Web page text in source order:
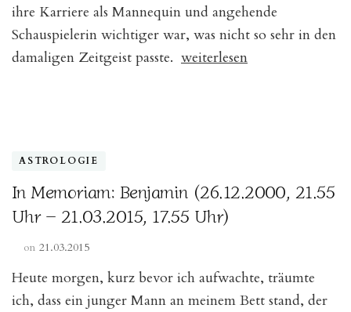
ihre Karriere als Mannequin und angehende
Schauspielerin wichtiger war, was nicht so sehr in den
damaligen Zeitgeist passte. „Tarot
weiterlesen
ASTROLOGIE
In Memoriam: Benjamin (26.12.2000, 21.55
Uhr – 21.03.2015, 17.55 Uhr)
on 21.03.2015
Heute morgen, kurz bevor ich aufwachte, träumte
ich, dass ein junger Mann an meinem Bett stand, der